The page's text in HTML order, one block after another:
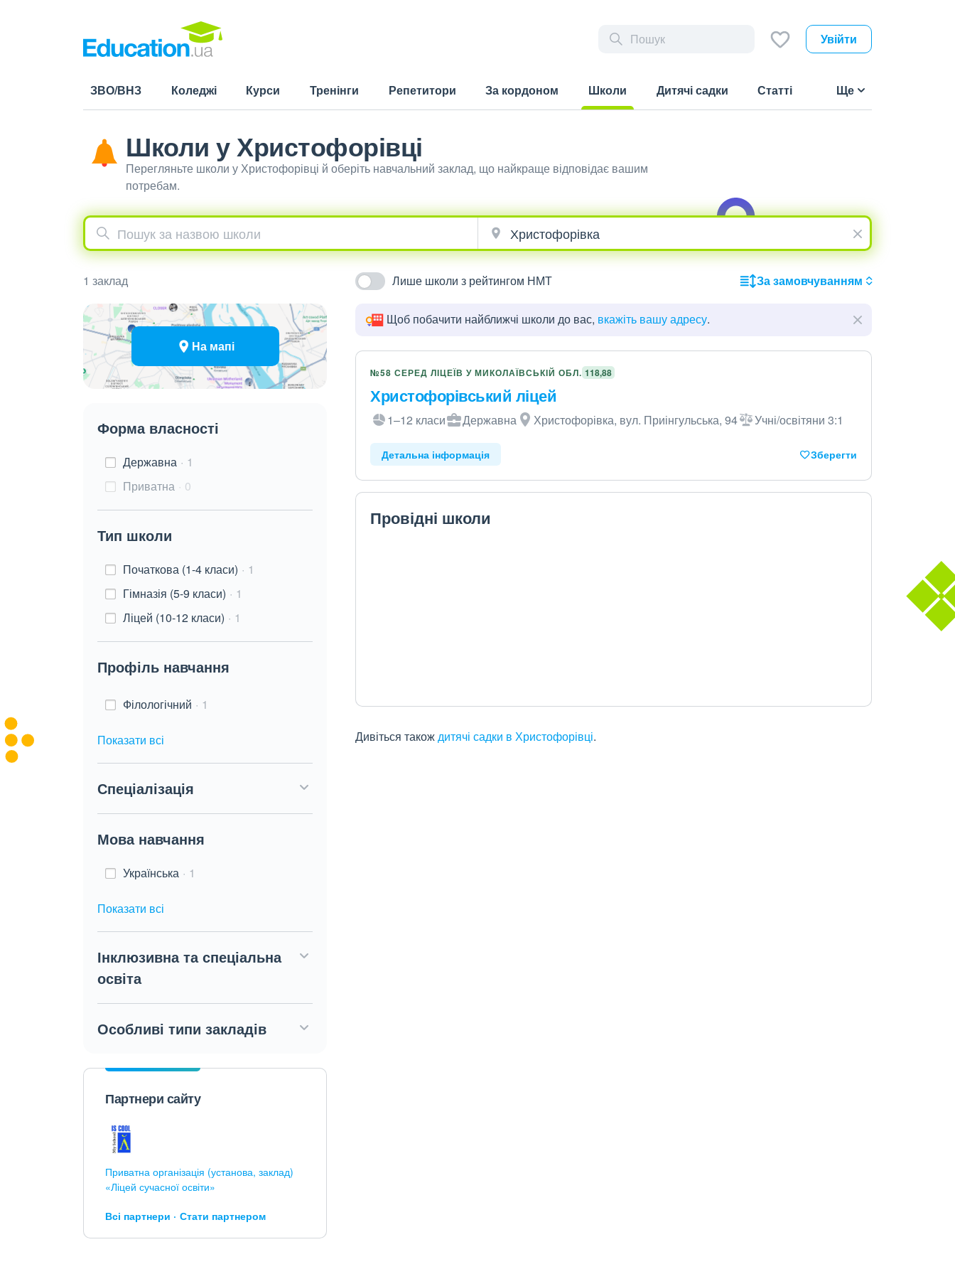
Увійти
ЗВО/ВНЗ Коледжі Курси Тренінги Репетитори За кордоном
Школи
Дитячі садки Статті Ще
Школи у Христофорівці
Перегляньте школи у Христофорівці й оберіть навчальний заклад, що найкраще відповідає вашим
потребам.
1 заклад Лише школи з рейтингом НМТ За замовчуванням
На мапі
Форма власності
Державна
1
Приватна
0
Тип школи
Початкова (1-4 класи)
1
Гімназія (5-9 класи)
1
Ліцей (10-12 класи)
1
Профіль навчання
Філологічний 1
Показати всі
Спеціалізація
Мова навчання
Українська 1
Показати всі
Інклюзивна та спеціальна
освіта
Особливі типи закладів
Партнери сайту
Приватна організація (установа, заклад)
«Ліцей сучасної освіти»
Всі партнери Стати партнером
Щоб побачити найближчі школи до вас, вкажіть вашу адресу.
№58 СЕРЕД ЛІЦЕЇВ У МИКОЛАЇВСЬКІЙ ОБЛ. 118,88
Христофорівський ліцей
1–12 класи Державна Христофорівка, вул. Приінгульська, 94 Учні/освітяни 3:1
Детальна інформація Зберегти
Провідні школи
Дивіться такождитячі садки в Христофорівці.